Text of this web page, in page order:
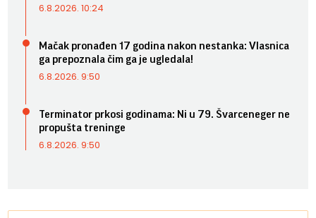
6.8.2026. 10:24
Mačak pronađen 17 godina nakon nestanka: Vlasnica
ga prepoznala čim ga je ugledala!
6.8.2026. 9:50
Terminator prkosi godinama: Ni u 79. Švarceneger ne
propušta treninge
6.8.2026. 9:50